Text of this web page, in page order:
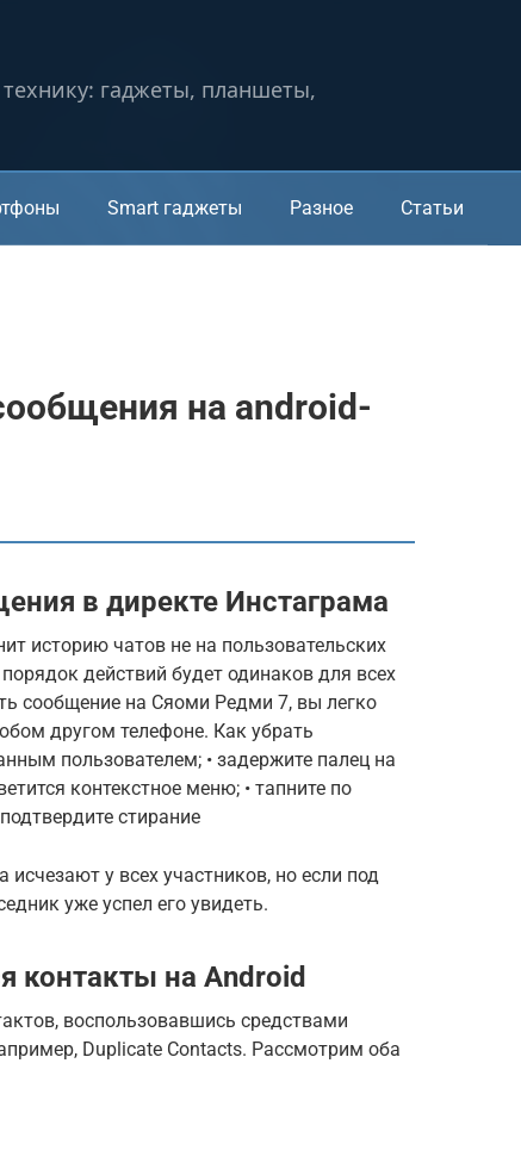
гаджеты, планшеты,
Smart гаджеты Разное Статьи
на android-
в директе Инстаграма
историю чатов не на пользовательских
действий будет одинаков для всех
сообщение на Сяоми Редми 7, вы легко
другом телефоне. Как убрать
пользователем; • задержите палец на
контекстное меню; • тапните по
стирание
исчезают у всех участников, но если под
уже успел его увидеть.
контакты на Android
воспользовавшись средствами
Duplicate Contacts. Рассмотрим оба